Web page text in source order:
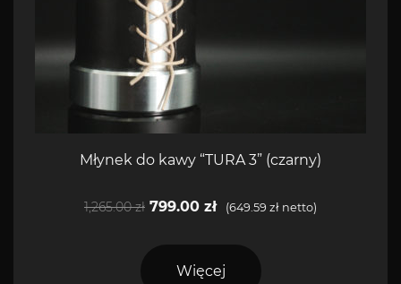
Młynek do kawy “TURA 3” (czarny)
1,265.00zł 799.00 zł (649.59 zł netto)
Więcej